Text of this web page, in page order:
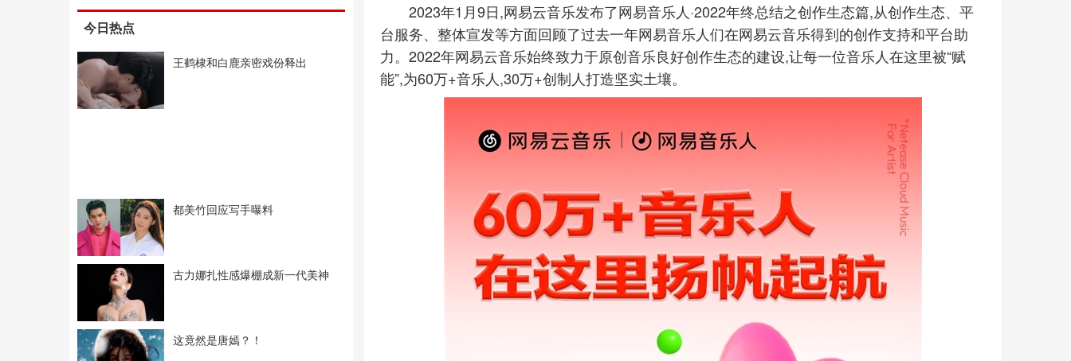
今日热点
王鹤棣和白鹿亲密戏份释出
都美竹回应写手曝料
古力娜扎性感爆棚成新一代美神
这竟然是唐嫣？！
2023年1月9日,网易云音乐发布了网易音乐人·2022年终总结之创作生态篇,从创作生态、平
台服务、整体宣发等方面回顾了过去一年网易音乐人们在网易云音乐得到的创作支持和平台助
力。2022年网易云音乐始终致力于原创音乐良好创作生态的建设,让每一位音乐人在这里被“赋
能”,为60万+音乐人,30万+创制人打造坚实土壤。